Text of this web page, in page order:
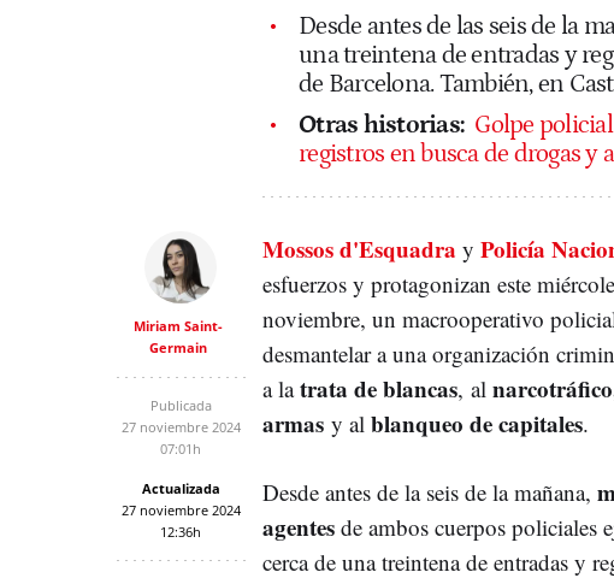
Desde antes de las seis de la
una treintena de entradas y
de Barcelona. También, en
Otras historias: Golpe
registros en busca de drogas y
Miriam Saint-
Germain
Publicada
27 noviembre 2024
07:01h
Actualizada
27 noviembre 2024
12:36h
Mossos d'Esquadra y Policía
esfuerzos y protagonizan este
noviembre, un macrooperativo
desmantelar a una organización
a latrata de blancas, al
armas y al blanqueo de capitales.
Desde antes de la seis de la mañana,
agentes de ambos cuerpos policiales
cerca de una treintena de entradas y